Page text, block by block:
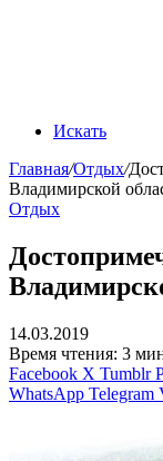
Искать
Главная/Отдых/
Владимирской
Отдых
14.03.2019
Время чтения: 3
Facebook X Tumblr
WhatsApp Telegram